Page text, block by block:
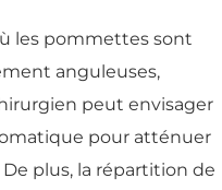
les pommettes sont
anguleuses,
peut envisager
pour atténuer
plus, la répartition de